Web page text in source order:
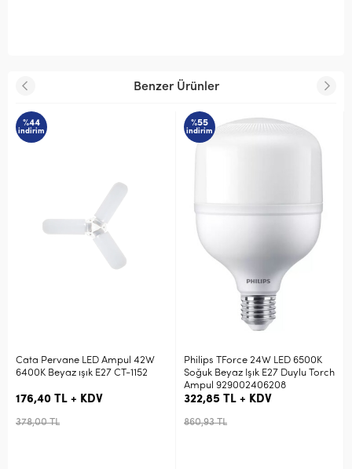
Benzer Ürünler
%44
indirim
Cata Pervane LED Ampul 42W
6400K Beyaz ışık E27 CT-1152
176,40 TL + KDV
378,00 TL
%55
indirim
Philips TForce 24W LED 6500K
Soğuk Beyaz Işık E27 Duylu Torch
Ampul 929002406208
322,85 TL + KDV
860,93 TL